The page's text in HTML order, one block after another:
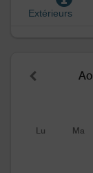
Extérieurs
Lu Ma